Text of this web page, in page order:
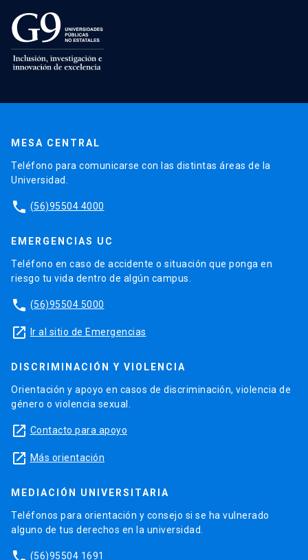
MESA CENTRAL
Teléfono para comunicarse con las distintas áreas de la
Universidad.
phone (56)95504 4000
EMERGENCIAS UC
Teléfono en caso de accidente o situación que ponga en
riesgo tu vida dentro de algún campus.
phone (56)95504 5000
launch Ir al sitio de Emergencias
DISCRIMINACIÓN Y VIOLENCIA
Orientación y apoyo en casos de discriminación, violencia de
género o violencia sexual.
launch Contacto para apoyo
launch Más orientación
MEDIACIÓN UNIVERSITARIA
Teléfonos para orientación y consejo si se ha vulnerado
alguno de tus derechos en la universidad.
(56)95504 1691